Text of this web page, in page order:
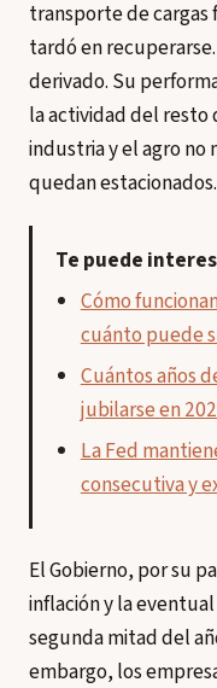
transporte de cargas
tardó en
derivado. Su
la actividad del resto
industria y el agro no
quedan estacionados.
Te puede
Cómo
cuánto puede
Cuántos años
jubilarse en
La Fed
consecutiva y
El Gobierno, por su
inflación y la
segunda mitad del
embargo, los